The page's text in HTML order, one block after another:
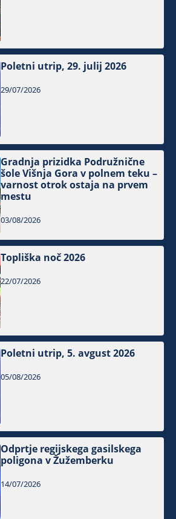
Poletni utrip, 29. julij 2026
29/07/2026
Gradnja prizidka Podružnične
šole Višnja Gora v polnem teku –
varnost otrok ostaja na prvem
mestu
03/08/2026
Topliška noč 2026
22/07/2026
Poletni utrip, 5. avgust 2026
05/08/2026
Odprtje regijskega gasilskega
poligona v Žužemberku
14/07/2026